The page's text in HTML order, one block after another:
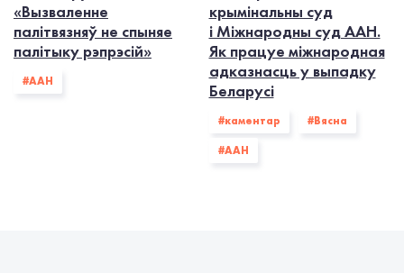
«Вызваленне
палітвязняў не спыняе
палітыку рэпрэсій»
#ААН
крымінальны суд
і Міжнародны суд ААН.
Як працуе міжнародная
адказнасць у выпадку
Беларусі
#каментар #Вясна
#ААН